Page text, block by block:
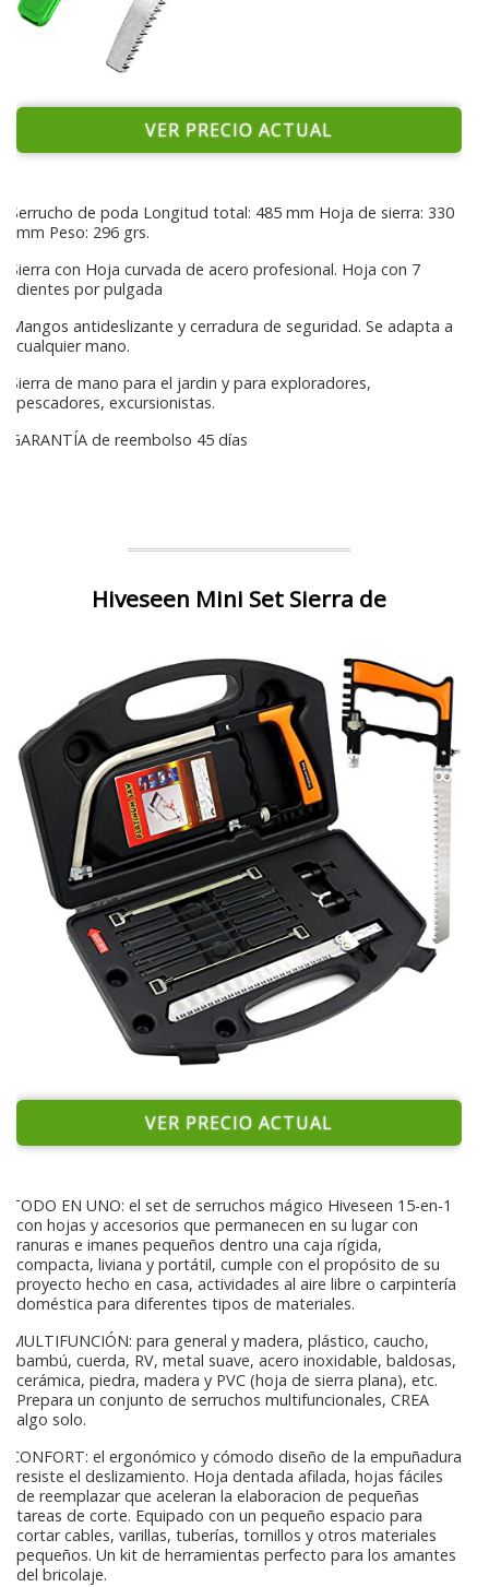
VER PRECIO ACTUAL
Serrucho de poda Longitud total: 485 mm Hoja de sierra: 330
mm Peso: 296 grs.
Sierra con Hoja curvada de acero profesional. Hoja con 7
dientes por pulgada
Mangos antideslizante y cerradura de seguridad. Se adapta a
cualquier mano.
Sierra de mano para el jardin y para exploradores,
pescadores, excursionistas.
GARANTÍA de reembolso 45 días
Hiveseen Mini Set Sierra de
VER PRECIO ACTUAL
TODO EN UNO: el set de serruchos mágico Hiveseen 15-en-1
con hojas y accesorios que permanecen en su lugar con
ranuras e imanes pequeños dentro una caja rígida,
compacta, liviana y portátil, cumple con el propósito de su
proyecto hecho en casa, actividades al aire libre o carpintería
doméstica para diferentes tipos de materiales.
MULTIFUNCIÓN: para general y madera, plástico, caucho,
bambú, cuerda, RV, metal suave, acero inoxidable, baldosas,
cerámica, piedra, madera y PVC (hoja de sierra plana), etc.
Prepara un conjunto de serruchos multifuncionales, CREA
algo solo.
CONFORT: el ergonómico y cómodo diseño de la empuñadura
resiste el deslizamiento. Hoja dentada afilada, hojas fáciles
de reemplazar que aceleran la elaboracion de pequeñas
tareas de corte. Equipado con un pequeño espacio para
cortar cables, varillas, tuberías, tornillos y otros materiales
pequeños. Un kit de herramientas perfecto para los amantes
del bricolaje.